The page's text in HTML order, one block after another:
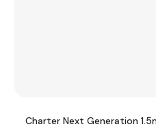
Charter Next Generation